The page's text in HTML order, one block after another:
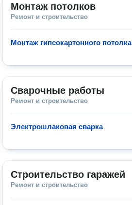
Монтаж потолков
Ремонт и строительство
Монтаж гипсокартонного потолка
Сварочные работы
Ремонт и строительство
Электрошлаковая сварка
Строительство гаражей
Ремонт и строительство